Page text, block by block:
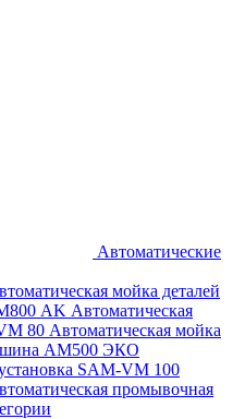
Автоматические
мойка деталей
AK Автоматическая
80 Автоматическая мойка
АМ500 ЭКО
SAM-VM 100
промывочная